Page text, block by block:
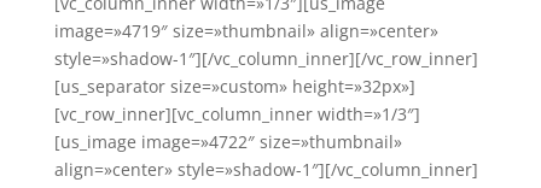
image=»4719″ size=»thumbnail» align=»center»
style=»shadow-1″][/vc_column_inner][/vc_row_inner]
[us_separator size=»custom» height=»32px»]
[vc_row_inner][vc_column_inner width=»1/3″]
[us_image image=»4722″ size=»thumbnail»
align=»center» style=»shadow-1″][/vc_column_inner]